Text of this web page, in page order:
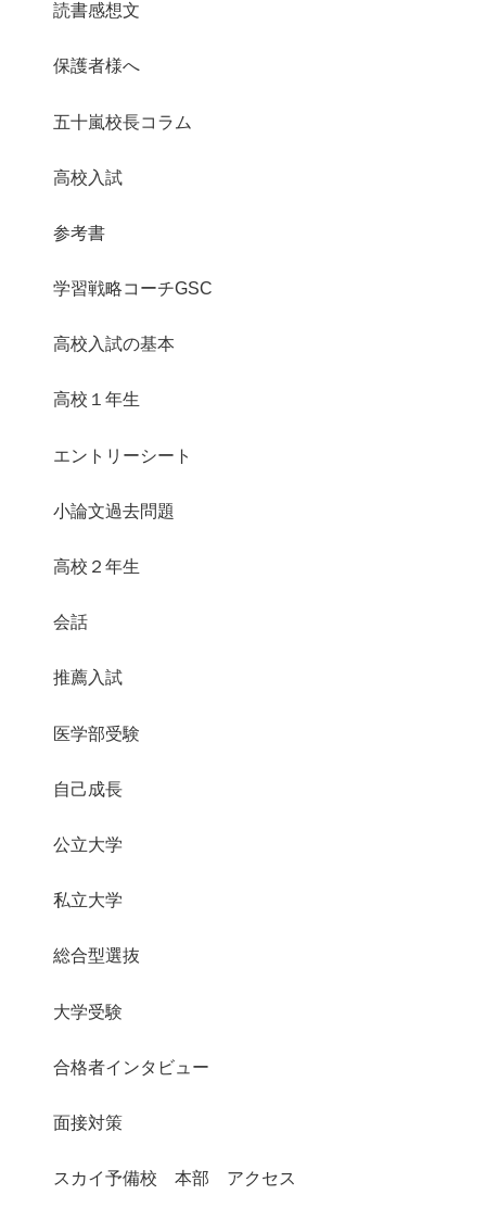
読書感想文
保護者様へ
五十嵐校長コラム
高校入試
参考書
学習戦略コーチGSC
高校入試の基本
高校１年生
エントリーシート
小論文過去問題
高校２年生
会話
推薦入試
医学部受験
自己成長
公立大学
私立大学
総合型選抜
大学受験
合格者インタビュー
面接対策
スカイ予備校 本部 アクセス